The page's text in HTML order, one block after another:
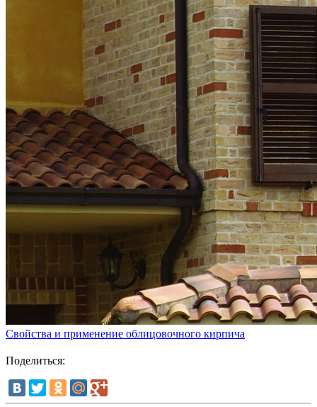
Свойства и применение облицовочного кирпича
Поделиться: